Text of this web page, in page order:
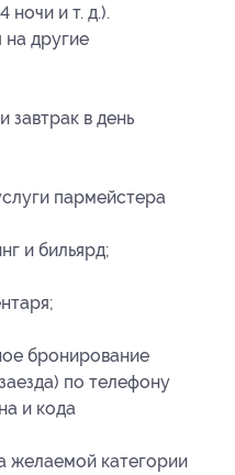
и т. д.).
на другие
завтрак в день
пармейстера
и бильярд;
бронирование
по телефону
и кода
желаемой категории